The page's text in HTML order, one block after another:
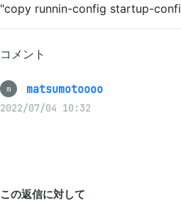
"copy runnin-config startup-
コメント
m matsumotoooo
2022/07/04 10:32
この返信に対して